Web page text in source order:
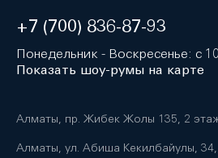
+7 (700) 836-87-93
Понедельник - Воскресенье: с
Показать шоу-румы на карте
Алматы, пр. Жибек Жолы 135, 2
Алматы, ул. Абиша Кекилбайулы,